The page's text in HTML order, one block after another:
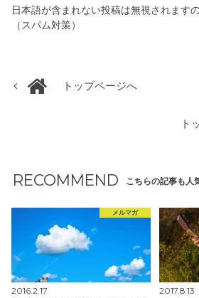
日本語が含まれない投稿は無視されます
（スパム対策）
トップページへ
ト
RECOMMEND こちらの記事も人
メルマガ
2016.2.17
2017.8.13